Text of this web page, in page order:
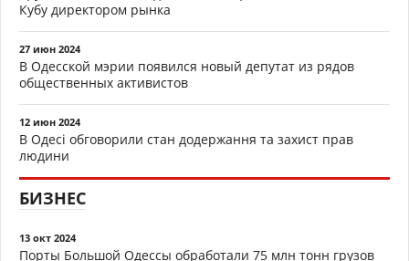
Кубу директором рынка
27 июн 2024
В Одесской мэрии появился новый депутат из рядов
общественных активистов
12 июн 2024
В Одесі обговорили стан додержання та захист прав
людини
БИЗНЕС
13 окт 2024
Порты Большой Одессы обработали 75 млн тонн грузов